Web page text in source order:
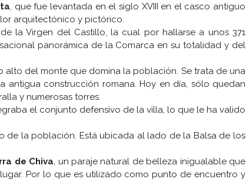
, que fue levantada en el siglo XVIII en el casco antiguo
arquitectónico y pictórico.
la Virgen del Castillo, la cual por hallarse a unos 371
panorámica de la Comarca en su totalidad y del
alto del monte que domina la población. Se trata de una
construcción romana. Hoy en día, sólo quedan
y numerosas torres.
el conjunto defensivo de la villa, lo que le ha valido
de la población. Está ubicada al lado de la Balsa de los
de Chiva, un paraje natural de belleza inigualable que
Por lo que es utilizado como punto de encuentro y